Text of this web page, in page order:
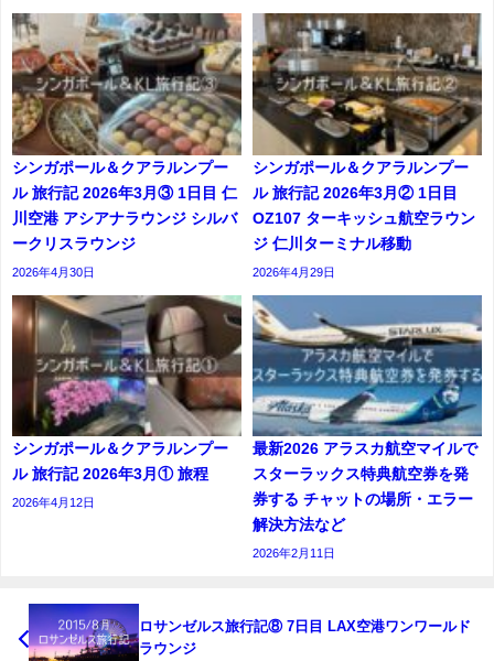
シンガポール＆クアラルンプー
ル 旅行記 2026年3月③ 1日目 仁
川空港 アシアナラウンジ シルバ
ークリスラウンジ
2026年4月30日
シンガポール＆クアラルンプー
ル 旅行記 2026年3月② 1日目
OZ107 ターキッシュ航空ラウン
ジ 仁川ターミナル移動
2026年4月29日
シンガポール＆クアラルンプー
ル 旅行記 2026年3月① 旅程
2026年4月12日
最新2026 アラスカ航空マイルで
スターラックス特典航空券を発
券する チャットの場所・エラー
解決方法など
2026年2月11日
ロサンゼルス旅行記⑧ 7日目 LAX空港ワンワールド
ラウンジ